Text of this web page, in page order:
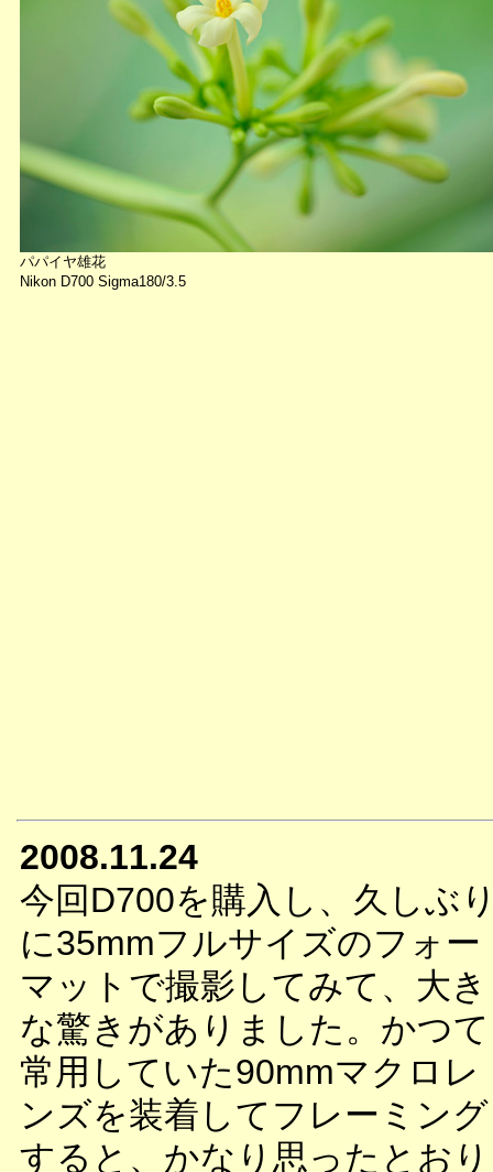
パパイヤ雄花
Nikon D700 Sigma180/3.5
2008.11.24
今回D700を購入し、久しぶ
に35mmフルサイズのフォー
マットで撮影してみて、大き
な驚きがありました。かつて
常用していた90mmマクロレ
ンズを装着してフレーミング
すると、かなり思ったとおり